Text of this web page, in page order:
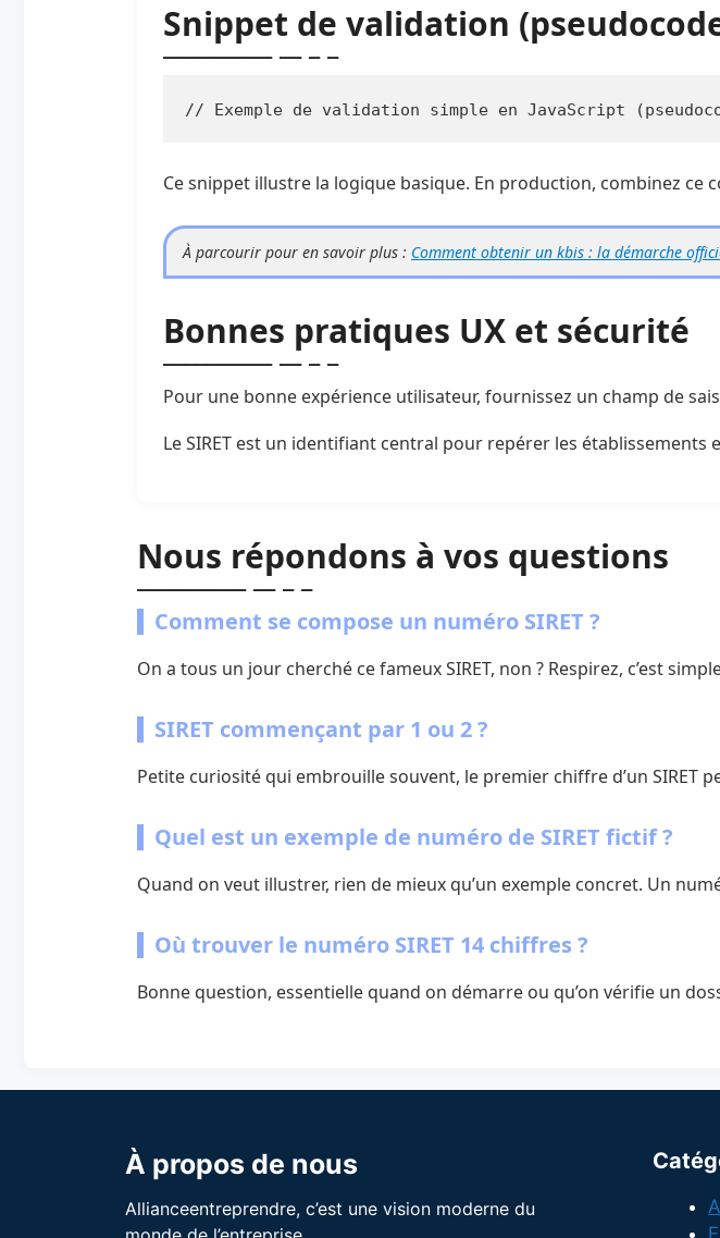
Snippet de validation
// Exemple de validation simple en JavaScript
Ce snippet illustre la logique basique. En production, combinez ce
À parcourir pour en savoir plus : Comment obtenir un kbis : la démarche
Bonnes pratiques UX et sécurité
Pour une bonne expérience utilisateur, fournissez un champ de
Le SIRET est un identifiant central pour repérer les
Nous répondons à vos questions
Comment se compose un numéro SIRET ?
On a tous un jour cherché ce fameux SIRET, non ? Respirez, c’est
SIRET commençant par 1 ou 2 ?
Petite curiosité qui embrouille souvent, le premier chiffre d’un SIRET
Quel est un exemple de numéro de SIRET fictif ?
Quand on veut illustrer, rien de mieux qu’un exemple concret. Un
Où trouver le numéro SIRET 14 chiffres ?
Bonne question, essentielle quand on démarre ou qu’on vérifie un
À propos de nous
Allianceentreprendre, c’est une vision moderne du